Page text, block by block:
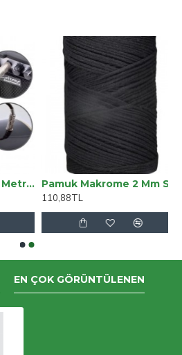
Kablo Jak Fişli Pro 3 Metre Siyah KJF3BK
Pamuk Makrome 2 Mm Siyah
110,88TL
EN ÇOK GÖRÜNTÜLENEN